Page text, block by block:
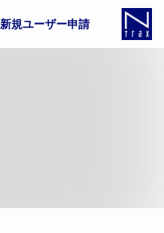
新規ユーザー申請